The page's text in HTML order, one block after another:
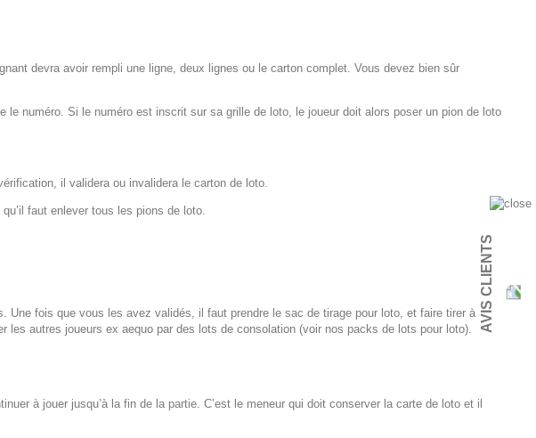
devra avoir rempli une ligne, deux lignes ou le carton complet. Vous devez bien sûr
le numéro. Si le numéro est inscrit sur sa grille de loto, le joueur doit alors poser un pion de loto
il validera ou invalidera le carton de loto.
faut enlever tous les pions de loto.
fois que vous les avez validés, il faut prendre le sac de tirage pour loto, et faire tirer à
autres joueurs ex aequo par des lots de consolation (voir nos packs de lots pour loto).
à jouer jusqu’à la fin de la partie. C’est le meneur qui doit conserver la carte de loto et il
AVIS CLIENTS